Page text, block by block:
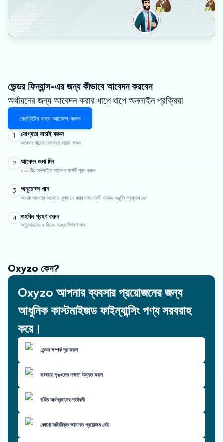
ভেন্ডর ফিন্যান্স-এর জন্য কীভাবে আবেদন করবেন
অর্থায়নের জন্য আবেদন করার ধাপে ধাপে অনলাইন প্রক্রিয়া
ক্রেডিটের জন্য আবেদন করুন
1 যোগ্যতা যাচাই করুন
আপনার ঋণের যোগ্যতা যাচাই করুন
2 আবেদন জমা দিন
১০০% অনলাইন আবেদন ফর্মটি পূরণ করুন
3 অনুমোদন পান
আমরা আপনার আবেদন মূল্যায়ন করব এবং একটি ন্যায্য মঞ্জুরির প্রস্তাব দেব
4 তহবিল গ্রহণ করুন
অনুমোদনের ২ দিনের মধ্যে বিতরণ পান
Oxyzo কেন?
Oxyzo আপনার ব্যবসার প্রয়োজনের জন্য
আধুনিক কাস্টমাইজড ফাইন্যান্সিং পণ্য সরবরাহ
করে।
ভেন্ডর সম্পর্ক দৃঢ় করুন
সরবরাহ শৃঙ্খলের দক্ষতা উন্নত করুন
বর্ধিত অর্থপ্রদানের শর্তাবলী
কোনো অতিরিক্ত জামানত প্রয়োজন নেই